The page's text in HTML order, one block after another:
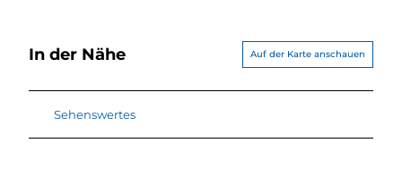
In der Nähe Auf der Karte anschauen
Sehenswertes